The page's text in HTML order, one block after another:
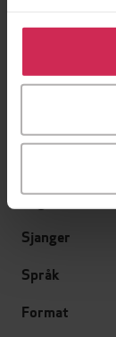
Klikk på
bruke cookies
tilpasse ditt
Undertittel
Sjanger
Språk
Format